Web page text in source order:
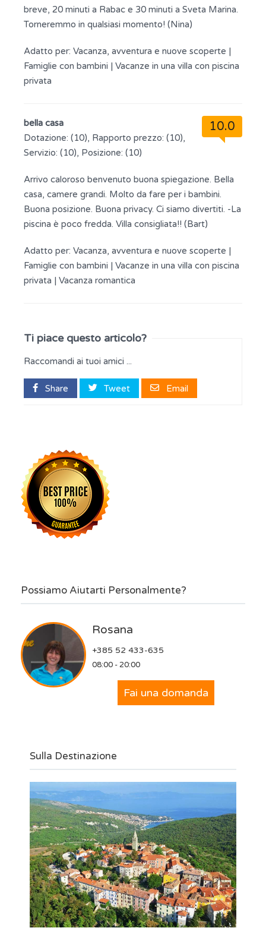
breve, 20 minuti a Rabac e 30 minuti a Sveta Marina.
Torneremmo in qualsiasi momento! (Nina)
Adatto per: Vacanza, avventura e nuove scoperte |
Famiglie con bambini | Vacanze in una villa con piscina
privata
10.0
bella casa
Dotazione: (10), Rapporto prezzo: (10),
Servizio: (10), Posizione: (10)
Arrivo caloroso benvenuto buona spiegazione. Bella
casa, camere grandi. Molto da fare per i bambini.
Buona posizione. Buona privacy. Ci siamo divertiti. -La
piscina è poco fredda. Villa consigliata!! (Bart)
Adatto per: Vacanza, avventura e nuove scoperte |
Famiglie con bambini | Vacanze in una villa con piscina
privata | Vacanza romantica
Ti piace questo articolo?
Raccomandi ai tuoi amici ...
Share Tweet Email
Possiamo Aiutarti Personalmente?
Rosana
+385 52 433-635
08:00 - 20:00
Fai una domanda
Sulla Destinazione